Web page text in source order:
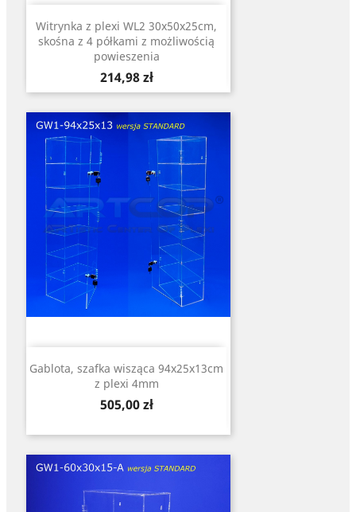
Witrynka z plexi WL2 30x50x25cm,
skośna z 4 półkami z możliwością
powieszenia
Cena
214,98 zł
Gablota, szafka wisząca 94x25x13cm
z plexi 4mm
Cena
505,00 zł